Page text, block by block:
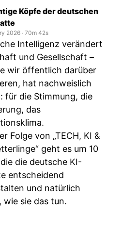
Köpfe der deutschen
2026 ‧ 70m 42s
Intelligenz verändert
und Gesellschaft –
wir öffentlich darüber
hat nachweislich
für die Stimmung, die
das
Folge von „TECH, KI &
geht es um 10
die deutsche KI-
entscheidend
und natürlich
wie sie das tun.